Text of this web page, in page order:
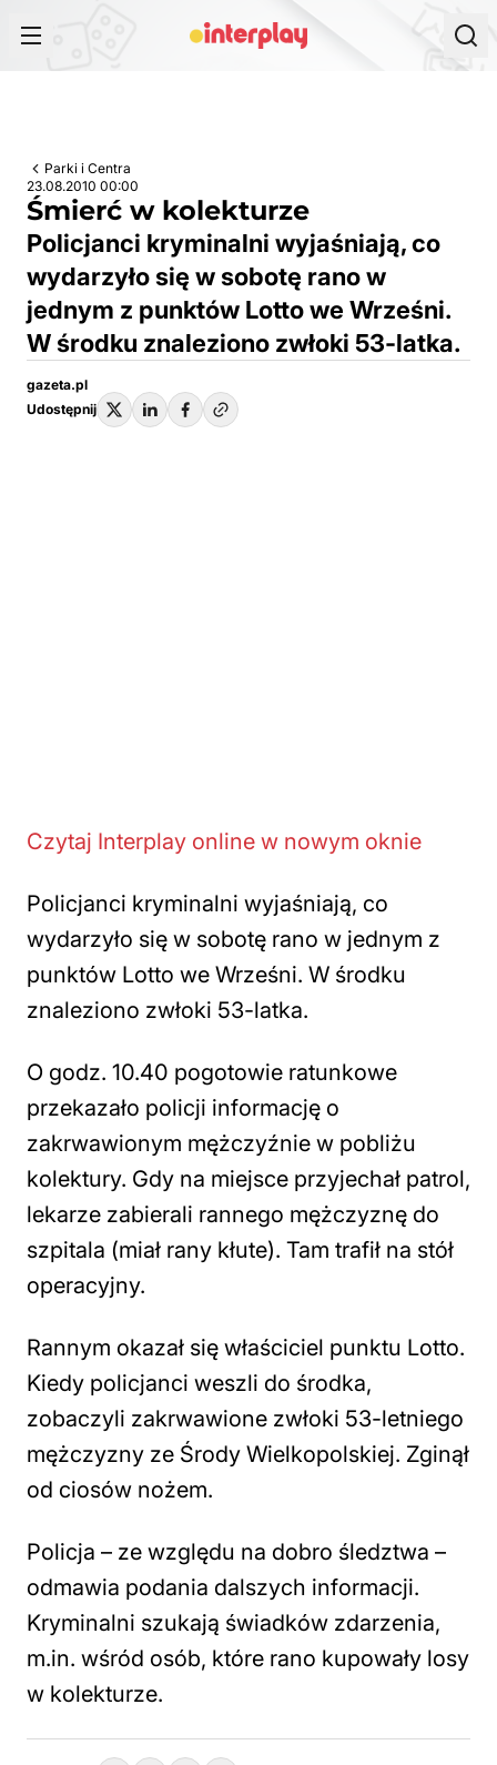
Parki i Centra
23.08.2010 00:00
Śmierć w kolekturze
Policjanci kryminalni wyjaśniają, co
wydarzyło się w sobotę rano w
jednym z punktów Lotto we Wrześni.
W środku znaleziono zwłoki 53-latka.
gazeta.pl
Udostępnij
Czytaj Interplay online w nowym oknie
Policjanci kryminalni wyjaśniają, co
wydarzyło się w sobotę rano w jednym z
punktów Lotto we Wrześni. W środku
znaleziono zwłoki 53-latka.
O godz. 10.40 pogotowie ratunkowe
przekazało policji informację o
zakrwawionym mężczyźnie w pobliżu
kolektury. Gdy na miejsce przyjechał patrol,
lekarze zabierali rannego mężczyznę do
szpitala (miał rany kłute). Tam trafił na stół
operacyjny.
Rannym okazał się właściciel punktu Lotto.
Kiedy policjanci weszli do środka,
zobaczyli zakrwawione zwłoki 53-letniego
mężczyzny ze Środy Wielkopolskiej. Zginął
od ciosów nożem.
Policja – ze względu na dobro śledztwa –
odmawia podania dalszych informacji.
Kryminalni szukają świadków zdarzenia,
m.in. wśród osób, które rano kupowały losy
w kolekturze.